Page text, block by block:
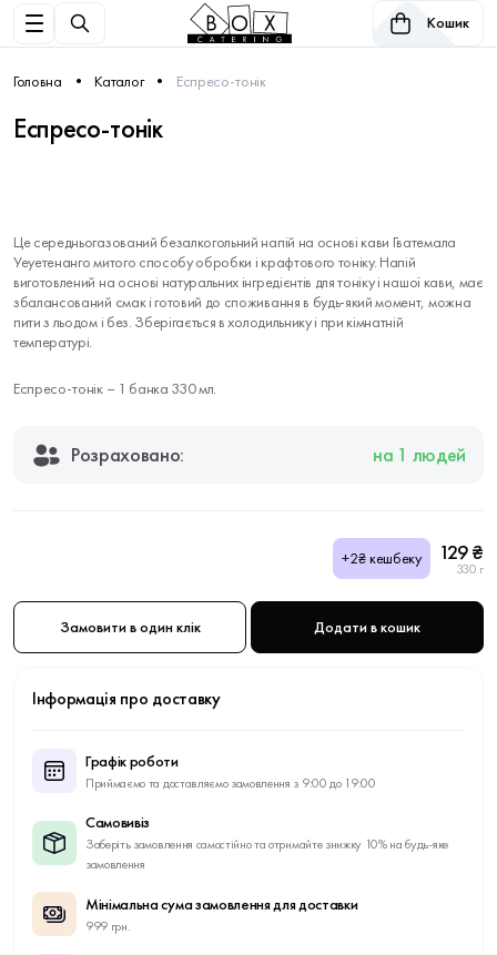
Кошик
Головна Каталог Еспресо-тонік
Еспресо-тонік
Це середньогазований безалкогольний напій на основі кави Гватемала
Уеуетенанго митого способу обробки і крафтового тоніку. Напій
виготовлений на основі натуральних інгредієнтів для тоніку і нашої кави, має
збалансований смак і готовий до споживання в будь-який момент, можна
пити з льодом і без. Зберігається в холодильнику і при кімнатній
температурі.
Еспресо-тонік – 1 банка 330 мл.
Розраховано: на 1 людей
+2₴ кешбеку 129 ₴
330 г
Замовити в один клік Додати в кошик
Інформація про доставку
Графік роботи
Приймаємо та доставляємо замовлення з 9:00 до 19:00
Самовивіз
Заберіть замовлення самостійно та отримайте знижку 10% на будь-яке
замовлення
Мінімальна сума замовлення для доставки
999 грн.